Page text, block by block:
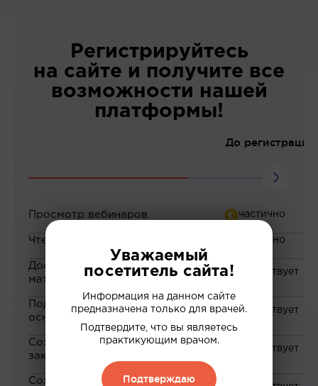
Регистрируйтесь
на сайте и получите все
возможности нашей
платформы!
До регистрации
Просмотр вебинаров
Чтение статей
Доступ к закрытым
материалам
Подборка материалов на
основе ваших интересов
Сохранение материалов в
закладки
Сохранение прогресса по
Уважаемый
посетитель сайта!
Информация на данном сайте
предназначена только для врачей.
Подтвердите, что вы являетесь
практикующим врачом.
Подтверждаю